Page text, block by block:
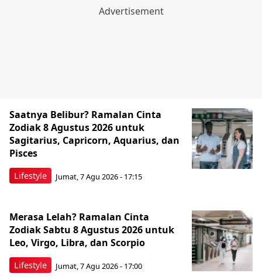
Lifestyle
Saatnya Belibur? Ramalan Cinta
Zodiak 8 Agustus 2026 untuk
Sagitarius, Capricorn, Aquarius, dan
Pisces
Jumat, 7 Agu 2026 - 17:15
Lifestyle
Merasa Lelah? Ramalan Cinta
Zodiak Sabtu 8 Agustus 2026 untuk
Leo, Virgo, Libra, dan Scorpio
Jumat, 7 Agu 2026 - 17:00